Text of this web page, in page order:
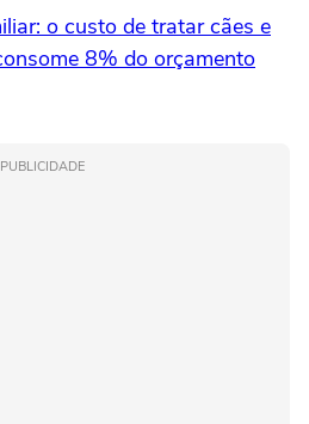
o custo de tratar cães e
8% do orçamento
PUBLICIDADE